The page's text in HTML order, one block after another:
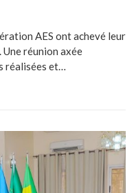
AES ont achevé leur
réunion axée
réalisées et…